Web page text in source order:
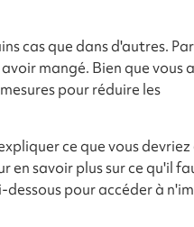
cas que dans d'autres. Par
mangé. Bien que vous
pour réduire les
ce que vous
en savoir plus sur ce qu'il
dessous pour accéder à